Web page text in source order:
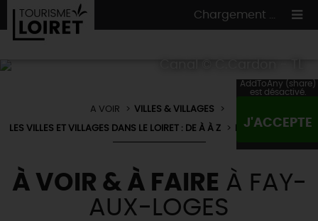
Chargement ...
ON A TESTÉPOUR VOUS
VOSENVIES
LES INCONTOURNABLESMADE IN LOIRET
HÉBERGEMENTS
HÉBERGEMENTS
CULTURE
NATURE
EN MODECIRCUITS& BALADES
A VOIR VILLES & VILLAGES
LES VILLES ET VILLAGES DANS LE LOIRET : DE À À Z FAY-AUX-LOGES
À VOIR & À FAIRE À FAY-
AUX-LOGES
AddToAny (share)
est désactivé.
J'ACCEPTE